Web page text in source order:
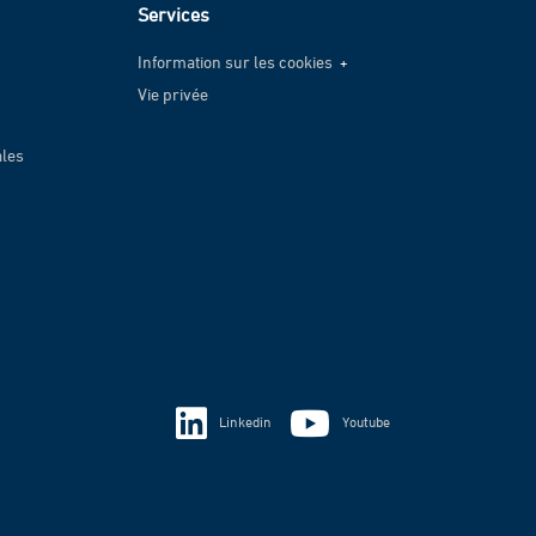
Services
Information sur les cookies
Information sur les cookies
Vie privée
Linkedin Youtube